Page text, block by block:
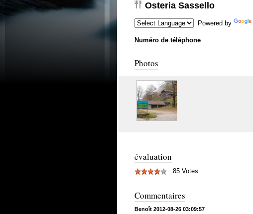
Osteria Sassello
Powered by
Numéro de téléphone
Photos
évaluation
85 Votes
Commentaires
Benoît 2012-08-26 03:09:57